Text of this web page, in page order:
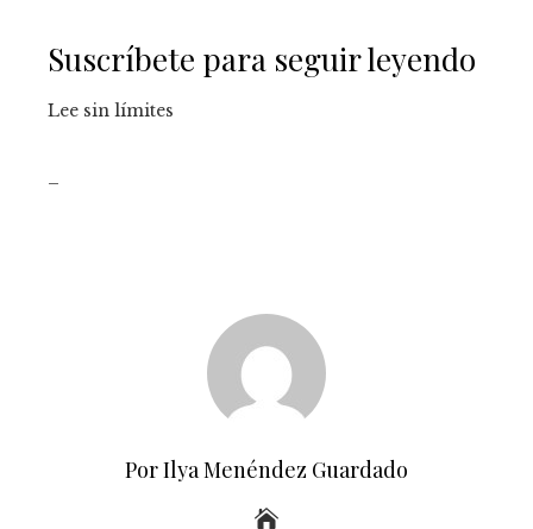
Suscríbete para seguir leyendo
Lee sin límites
Por Ilya Menéndez Guardado